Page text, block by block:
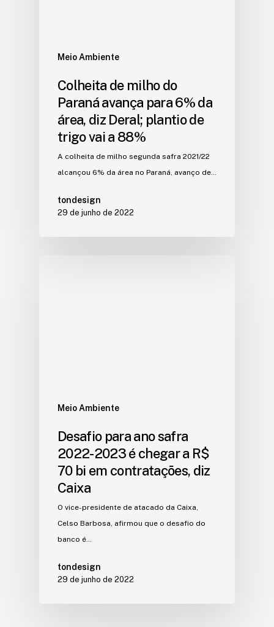
Meio Ambiente
Colheita de milho do
Paraná avança para 6% da
área, diz Deral; plantio de
trigo vai a 88%
A colheita de milho segunda safra 2021/22
alcançou 6% da área no Paraná, avanço de…
tondesign
29 de junho de 2022
Meio Ambiente
Desafio para ano safra
2022-2023 é chegar a R$
70 bi em contratações, diz
Caixa
O vice-presidente de atacado da Caixa,
Celso Barbosa, afirmou que o desafio do
banco é…
tondesign
29 de junho de 2022